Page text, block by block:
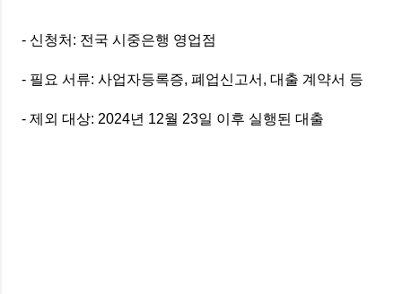
- 신청처: 전국 시중은행 영업점
- 필요 서류: 사업자등록증, 폐업신고서, 대출 계약서 등
- 제외 대상: 2024년 12월 23일 이후 실행된 대출